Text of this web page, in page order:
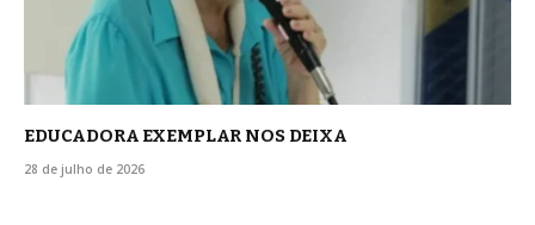
EDUCADORA EXEMPLAR NOS DEIXA
28 de julho de 2026